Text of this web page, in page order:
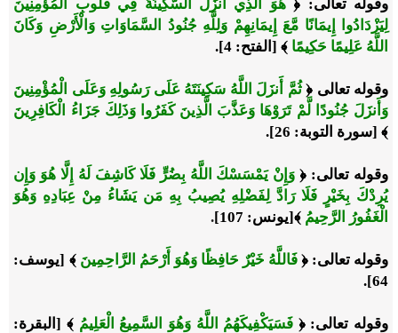
وقوله تعالى: ﴿هُوَ الَّذِي أَنزَلَ السَّكِينَةَ فِي قُلُوبِ الْمُؤْمِنِينَ
لِيَزْدَادُوا إِيمَانًا مَّعَ إِيمَانِهِمْ وَلِلَّهِ جُنُودُ السَّمَاوَاتِ وَالْأَرْضِ وَكَانَ
اللَّهُ عَلِيمًا حَكِيمًا ﴾ [ الفتح: 4].
وقوله تعالى ﴿ثُمَّ أَنزَلَ اللَّهُ سَكِينَتَهُ عَلَى رَسُولِهِ وَعَلَى الْمُؤْمِنِينَ
وَأَنزَلَ جُنُودًا لَّمْ تَرَوْهَا وَعَذَّبَ الَّذِينَ كَفَرُوا وَذَلِكَ جَزَاءُ الْكَافِرِينَ
﴾ [سورة التوبة: 26].
وقوله تعالى: ﴿ وَإِنْ يَمْسَسْكَ اللَّهُ بِضُرٍّ فَلَا كَاشِفَ لَهُ إِلَّا هُوَ وَإِن
يُرِدْكَ بِخَيْرٍ فَلَا رَادَّ لِفَضْلِهِ يُصِيبُ بِهِ مَن يَشَاءُ مِنْ عِبَادِهِ وَهُوَ
الْغَفُورُ الرَّحِيمُ ﴾[يونس: 107]
.
وقوله تعالى: ﴿فَاللَّهُ خَيْرٌ حَافِظًا وَهُوَ أَرْحَمُ الرَّاحِمِينَ ﴾ [يوسف:
64].
وقوله تعالى: ﴿ فَسَيَكْفِيكَهُمُ اللَّهُ وَهُوَ السَّمِيعُ الْعَلِيمُ ﴾ [البقرة: